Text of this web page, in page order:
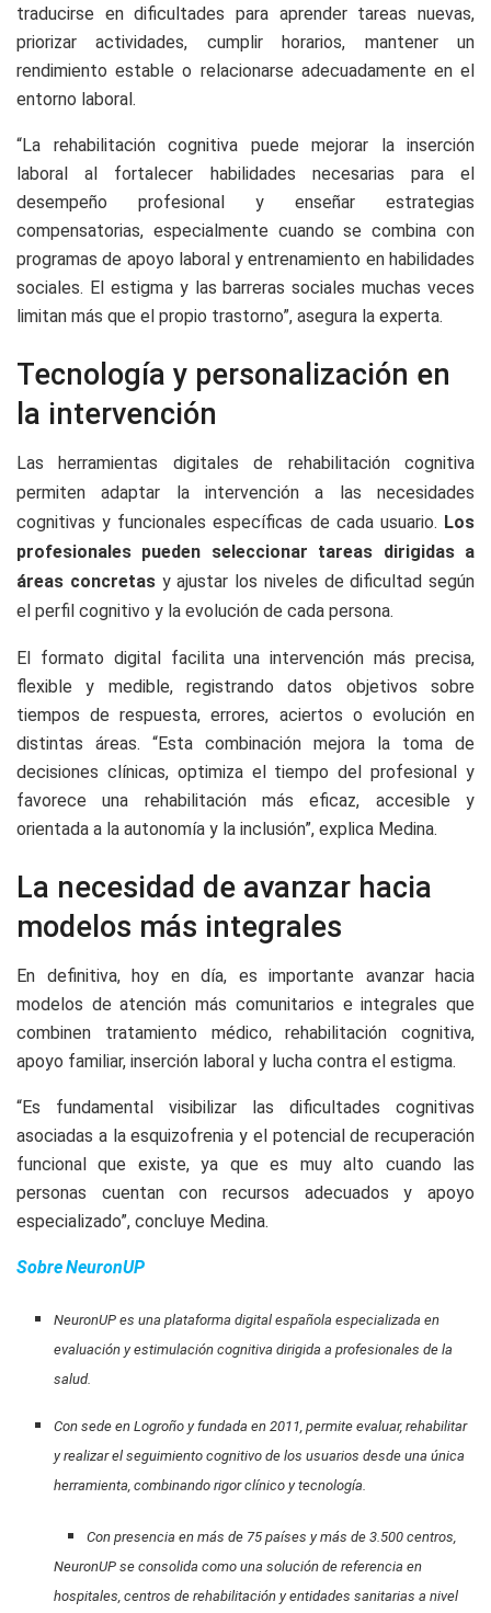
traducirse en dificultades para aprender tareas nuevas,
priorizar actividades, cumplir horarios, mantener un
rendimiento estable o relacionarse adecuadamente en el
entorno laboral.
“La rehabilitación cognitiva puede mejorar la inserción
laboral al fortalecer habilidades necesarias para el
desempeño profesional y enseñar estrategias
compensatorias, especialmente cuando se combina con
programas de apoyo laboral y entrenamiento en habilidades
sociales. El estigma y las barreras sociales muchas veces
limitan más que el propio trastorno”, asegura la experta.
Tecnología y personalización en
la intervención
Las herramientas digitales de rehabilitación cognitiva
permiten adaptar la intervención a las necesidades
cognitivas y funcionales específicas de cada usuario. Los
profesionales pueden seleccionar tareas dirigidas a
áreas concretas y ajustar los niveles de dificultad según
el perfil cognitivo y la evolución de cada persona.
El formato digital facilita una intervención más precisa,
flexible y medible, registrando datos objetivos sobre
tiempos de respuesta, errores, aciertos o evolución en
distintas áreas. “Esta combinación mejora la toma de
decisiones clínicas, optimiza el tiempo del profesional y
favorece una rehabilitación más eficaz, accesible y
orientada a la autonomía y la inclusión”, explica Medina.
La necesidad de avanzar hacia
modelos más integrales
En definitiva, hoy en día, es importante avanzar hacia
modelos de atención más comunitarios e integrales que
combinen tratamiento médico, rehabilitación cognitiva,
apoyo familiar, inserción laboral y lucha contra el estigma.
“Es fundamental visibilizar las dificultades cognitivas
asociadas a la esquizofrenia y el potencial de recuperación
funcional que existe, ya que es muy alto cuando las
personas cuentan con recursos adecuados y apoyo
especializado”, concluye Medina.
SobreNeuronUP
NeuronUP es una plataforma digital española especializada en
evaluación y estimulación cognitiva dirigida a profesionales de la
salud.
Con sede en Logroño y fundada en 2011, permite evaluar, rehabilitar
y realizar el seguimiento cognitivo de los usuarios desde una única
herramienta, combinando rigor clínico y tecnología.
Con presencia en más de 75 países y más de 3.500 centros,
NeuronUP se consolida como una solución de referencia en
hospitales, centros de rehabilitación y entidades sanitarias a nivel